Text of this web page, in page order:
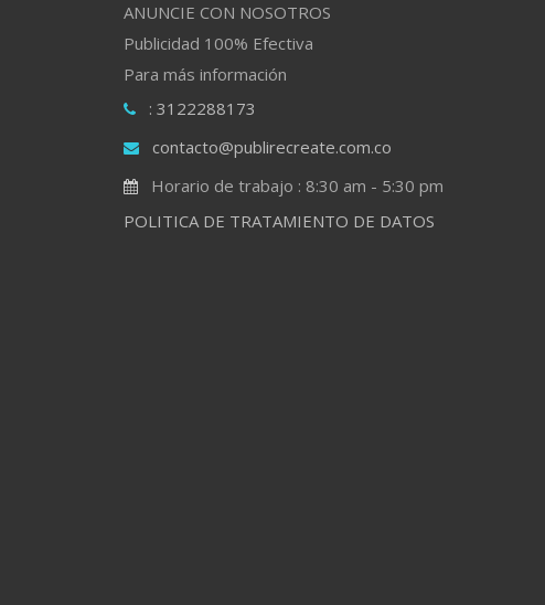
ANUNCIE CON NOSOTROS
Publicidad 100% Efectiva
Para más información
: 3122288173
contacto@publirecreate.com.co
Horario de trabajo : 8:30 am - 5:30 pm
POLITICA DE TRATAMIENTO DE DATOS